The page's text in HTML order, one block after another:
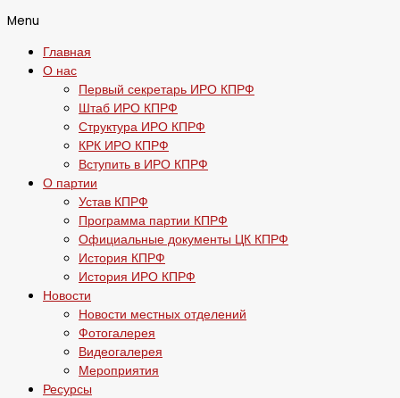
Menu
Главная
О нас
Первый секретарь ИРО КПРФ
Штаб ИРО КПРФ
Структура ИРО КПРФ
КРК ИРО КПРФ
Вступить в ИРО КПРФ
О партии
Устав КПРФ
Программа партии КПРФ
Официальные документы ЦК КПРФ
История КПРФ
История ИРО КПРФ
Новости
Новости местных отделений
Фотогалерея
Видеогалерея
Мероприятия
Ресурсы